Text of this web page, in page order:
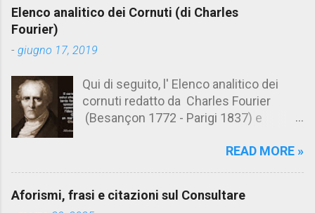
e
n
t
Elenco analitico dei Cornuti (di Charles
Fourier)
- giugno 17, 2019
Qui di seguito, l' Elenco analitico dei
cornuti redatto da Charles Fourier
(Besançon 1772 - Parigi 1837) e
Aforismario trovi anche una raccolta di
cornuto pretenzioso: colui che ritiene
READ MORE »
Aforismi, frasi e citazioni sul Consultare